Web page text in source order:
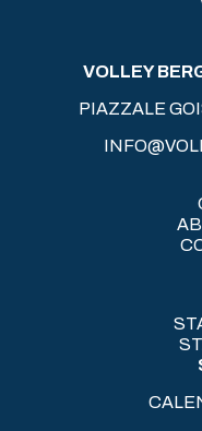
VOLLEY
PIAZZALE